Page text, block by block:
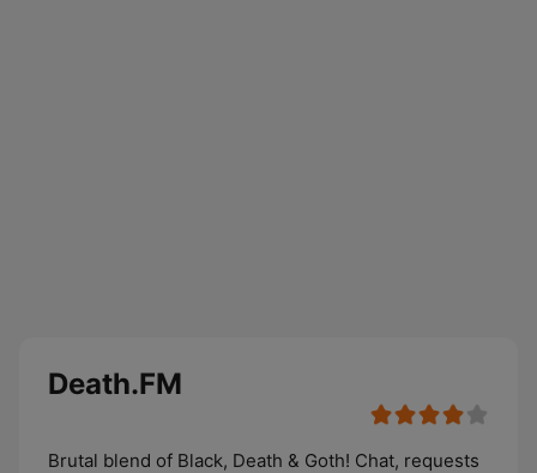
Death.FM
Brutal blend of Black, Death & Goth! Chat, requests